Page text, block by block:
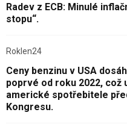
Radev z ECB: Minulé
stopu“.
Roklen24
Ceny benzinu v USA
poprvé od roku 2022, což
americké spotřebitele
Kongresu.